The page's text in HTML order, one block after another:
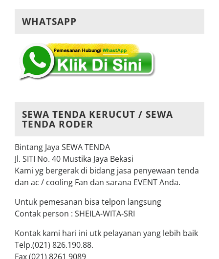
WHATSAPP
SEWA TENDA KERUCUT / SEWA
TENDA RODER
Bintang Jaya SEWA TENDA
Jl. SITI No. 40 Mustika Jaya Bekasi
Kami yg bergerak di bidang jasa penyewaan tenda
dan ac / cooling Fan dan sarana EVENT Anda.
Untuk pemesanan bisa telpon langsung
Contak person : SHEILA-WITA-SRI
Kontak kami hari ini utk pelayanan yang lebih baik
Telp.(021) 826.190.88.
Fax (021) 8261 9089